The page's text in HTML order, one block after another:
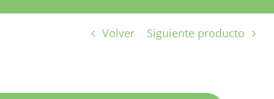
Volver Siguiente producto